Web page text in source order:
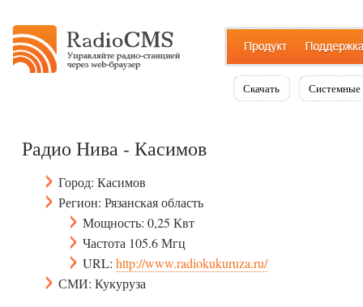
Скачать Системные
Радио Нива - Касимов
Город: Касимов
Регион: Рязанская область
Мощность: 0,25 Квт
Частота 105.6 Мгц
URL: http://www.radiokukuruza.ru/
СМИ: Кукуруза